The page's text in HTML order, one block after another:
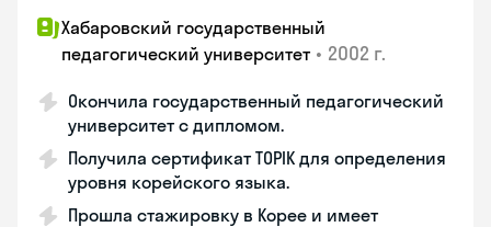
Хабаровский государственный
педагогический университет • 2002 г.
Окончила государственный педагогический
университет с дипломом.
Получила сертификат TOPIK для определения
уровня корейского языка.
Прошла стажировку в Корее и имеет